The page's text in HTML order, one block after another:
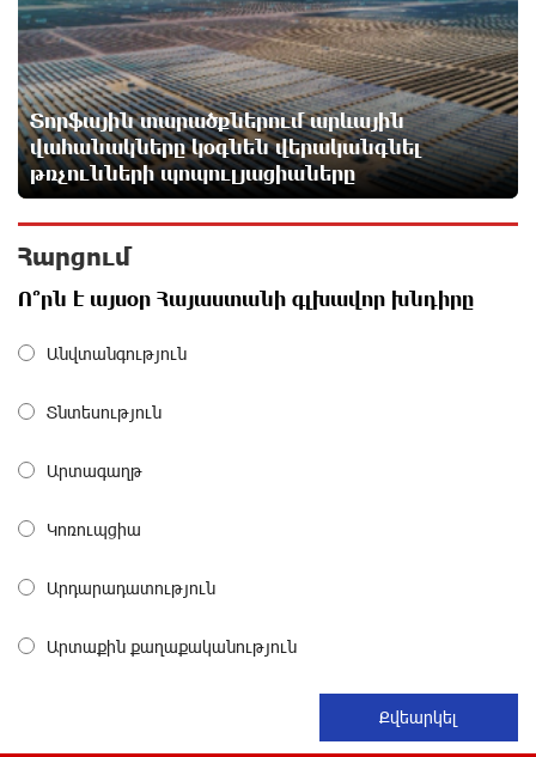
«ՀայաՔվեն» կանգնած է Հայ առաքելական
եկեղեցու պաշտպանության առաջնագծում. մաս 2
մեկ ժամ առաջ
«ՀայաՔվեն» կանգնած է Հայ առաքելական
եկեղեցու պաշտպանության առաջնագծում
մեկ ժամ առաջ
Սիրո, ազատության ու պարտքի մասին. Մենուա
Կաթողիկոսի դեմ հարուցվել է ապօրինի քրեական
«Ուժեղ Հայաստան»-ը լքեց ԱԺ դահլիճը՝
համար
գրված է Ուժեղ Հայաստանի անունը, չեք կարող,
որովհետև նման էջ այդ զեկույցում գոյություն
չունի. Ղահրամանյանը՝ Ղազարյանի հայտարարության
Տորֆային տարածքներում արևային
վահանակները կօգնեն վերականգնել
թռչունների պոպուլյացիաները
Հարցում
Ո՞րն է այսօր Հայաստանի գլխավոր խնդիրը
Անվտանգություն
Տնտեսություն
Արտագաղթ
Կոռուպցիա
Արդարադատություն
Արտաքին քաղաքականություն